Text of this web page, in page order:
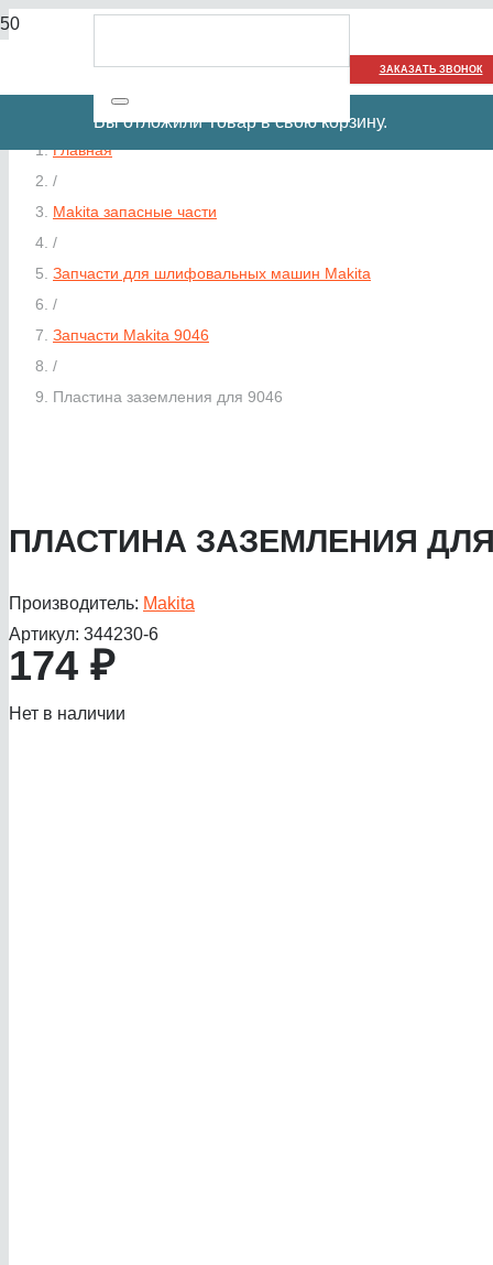
ЗАКАЗАТЬ ЗВОНОК
Вы отложилиТоварв свою корзину.
Главная
/
Makita запасные части
/
Запчасти для шлифовальных машин Makita
/
Запчасти Makita 9046
/
Пластина заземления для 9046
ПЛАСТИНА ЗАЗЕМЛЕНИЯ ДЛЯ
Производитель: Makita
Артикул: 344230-6
174 ₽
Нет в наличии